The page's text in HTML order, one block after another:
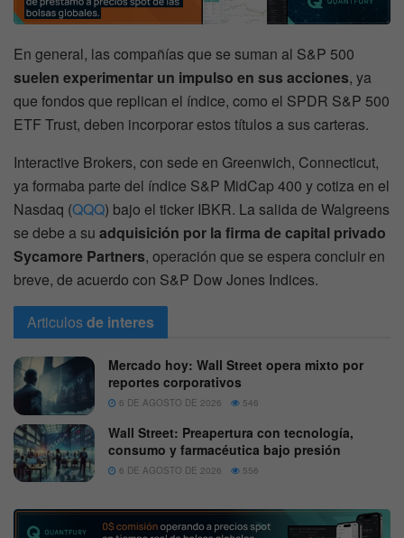
En general, las compañías que se suman al S&P 500
suelen experimentar un impulso en sus acciones, ya
que fondos que replican el índice, como el SPDR S&P 500
ETF Trust, deben incorporar estos títulos a sus carteras.
Interactive Brokers, con sede en Greenwich, Connecticut,
ya formaba parte del índice S&P MidCap 400 y cotiza en el
Nasdaq (QQQ) bajo el ticker IBKR. La salida de Walgreens
se debe a su adquisición por la firma de capital privado
Sycamore Partners, operación que se espera concluir en
breve, de acuerdo con S&P Dow Jones Indices.
Articulosde interes
Mercado hoy: Wall Street opera mixto por
reportes corporativos
6 DE AGOSTO DE 2026 546
Wall Street: Preapertura con tecnología,
consumo y farmacéutica bajo presión
6 DE AGOSTO DE 2026 556